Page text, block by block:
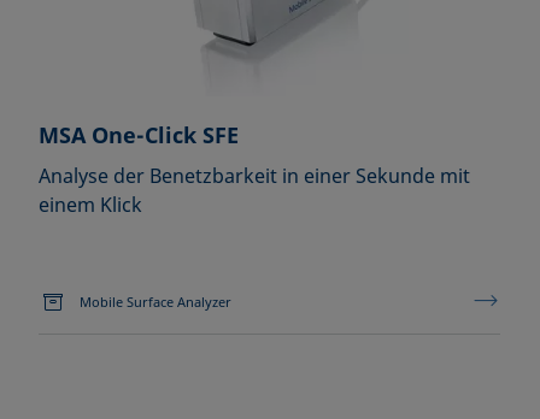
MSA One-Click SFE
Analyse der Benetzbarkeit in einer Sekunde mit
einem Klick
Mobile Surface Analyzer